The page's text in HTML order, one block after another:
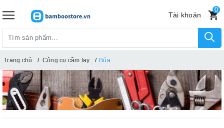
Tài khoản
0
Trang chủ Công cụ cầm tay Búa